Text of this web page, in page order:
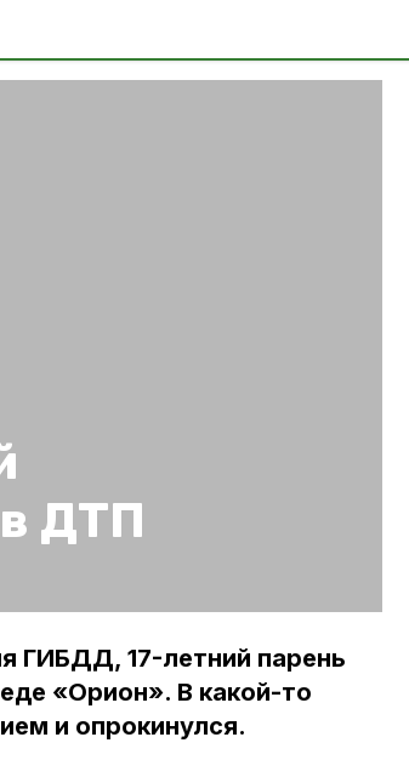
ДТП
ГИБДД, 17-летний парень
«Орион». В какой-то
и опрокинулся.